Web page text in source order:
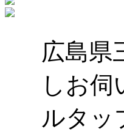
広島県
しお
ルタッ